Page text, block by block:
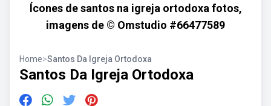
Ícones de santos na igreja ortodoxa fotos,
imagens de © Omstudio #66477589
Home>Santos Da Igreja Ortodoxa
Santos Da Igreja Ortodoxa